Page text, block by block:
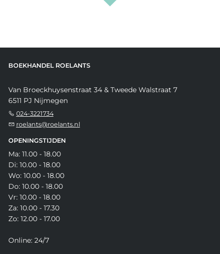
BOEKHANDEL ROELANTS
Van Broeckhuysenstraat 34 & Tweede Walstraat 7
6511 PJ Nijmegen
024-3221734
roelants@roelants.nl
OPENINGSTIJDEN
Ma: 11.00 - 18.00
Di: 10.00 - 18.00
Wo: 10.00 - 18.00
Do: 10.00 - 18.00
Vr: 10.00 - 18.00
Za: 10.00 - 17.30
Zo: 12.00 - 17.00
Online: 24/7